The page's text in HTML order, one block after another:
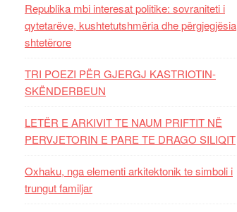
Republika mbi interesat politike: sovraniteti i
qytetarëve, kushtetutshmëria dhe përgjegjësia
shtetërore
TRI POEZI PËR GJERGJ KASTRIOTIN-
SKËNDERBEUN
LETËR E ARKIVIT TE NAUM PRIFTIT NË
PERVJETORIN E PARE TE DRAGO SILIQIT
Oxhaku, nga elementi arkitektonik te simboli i
trungut familjar